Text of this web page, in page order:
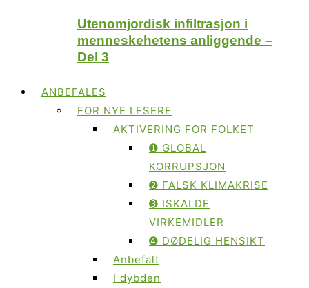
Utenomjordisk infiltrasjon i
menneskehetens anliggende –
Del 3
ANBEFALES
FOR NYE LESERE
AKTIVERING FOR FOLKET
➊ GLOBAL
KORRUPSJON
➋ FALSK KLIMAKRISE
➌ ISKALDE
VIRKEMIDLER
➍ DØDELIG HENSIKT
Anbefalt
I dybden